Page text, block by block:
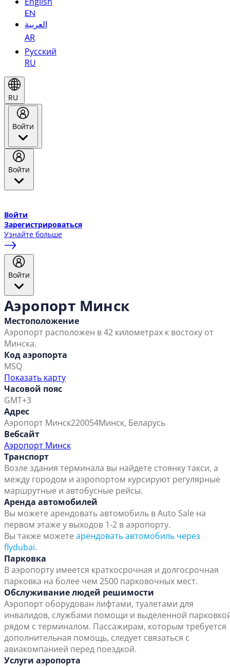
EN
العربية
AR
Русский
RU
RU
Войти
Войти
Войти
Зарегистрироваться
Узнайте больше
Войти
Аэропорт Минск
Местоположение
Аэропорт расположен в 42 километрах к востоку от
Минска.
Код аэропорта
MSQ
Показать карту
Часовой пояс
GMT+3
Адрес
Аэропорт Минск220054Минск, Беларусь
Вебсайт
Аэропорт Минск
Транспорт
Возле здания терминала вы найдете стоянку такси, а
между городом и аэропортом курсируют регулярные
маршрутные и автобусные рейсы.
Аренда автомобилей
Вы можете арендовать автомобиль в Auto Sale на
первом этаже у выходов 1-2 в аэропорту.
Вы также можете арендовать автомобиль через
flydubai.
Парковка
В аэропорту имеется краткосрочная и долгосрочная
парковка на более чем 2500 парковочных мест.
Обслуживание людей решимости
Аэропорт оборудован лифтами, туалетами для
инвалидов, службами помощи и выделенной
рядом с терминалом. Пассажирам, которым требуется
дополнительная помощь, следует связаться с
авиакомпанией перед поездкой.
Услуги аэропорта